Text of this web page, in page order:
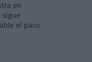
en
sigue
el paso